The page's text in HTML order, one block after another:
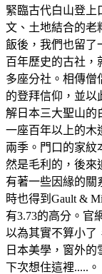
緊臨古代白山登上
文、土地結合的老
飯後，我們也留了
百年歷史的古社，
多座分社。相傳僧
的登拜信仰，並以
解日本三大聖山的
一座百年以上的木
兩季。門口的家紋
然是毛利的，後來
有著一些因緣的關
時也得到Gault &
有3.73的高分。官
以為其實不算小了
日本美學，窗外
下次想住這裡.....。